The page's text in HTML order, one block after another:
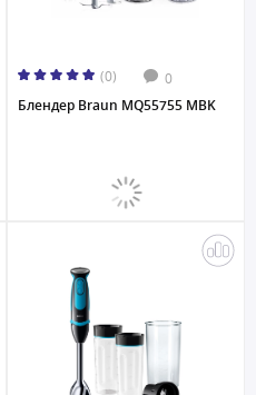
(0) 0
Блендер Braun MQ55755 MBK